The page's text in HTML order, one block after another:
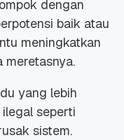
dengan
baik atau
meningkatkan
meretasnya.
yang lebih
seperti
sistem.